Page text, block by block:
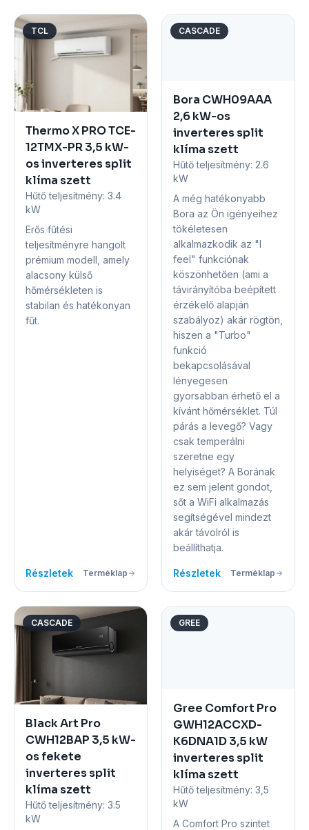
TCL
Thermo X PRO TCE-
12TMX-PR 3,5 kW-
os inverteres split
klíma szett
Hűtő teljesítmény: 3.4
kW
Erős fűtési
teljesítményre hangolt
prémium modell, amely
alacsony külső
hőmérsékleten is
stabilan és hatékonyan
fűt.
Részletek Terméklap
CASCADE
Bora CWH09AAA
2,6 kW-os
inverteres split
klíma szett
Hűtő teljesítmény: 2.6
kW
A még hatékonyabb
Bora az Ön igényeihez
tökéletesen
alkalmazkodik az "I
feel" funkciónak
köszönhetően (ami a
távirányítóba beépített
érzékelő alapján
szabályoz) akár rögtön,
hiszen a "Turbo"
funkció
bekapcsolásával
lényegesen
gyorsabban érhető el a
kívánt hőmérséklet. Túl
párás a levegő? Vagy
csak temperálni
szeretne egy
helyiséget? A Borának
ez sem jelent gondot,
sőt a WiFi alkalmazás
segítségével mindezt
akár távolról is
beállíthatja.
Részletek Terméklap
CASCADE
Black Art Pro
CWH12BAP 3,5 kW-
os fekete
inverteres split
klíma szett
Hűtő teljesítmény: 3.5
kW
GREE
Gree Comfort Pro
GWH12ACCXD-
K6DNA1D 3,5 kW
inverteres split
klíma szett
Hűtő teljesítmény: 3,5
kW
A Comfort Pro szintet